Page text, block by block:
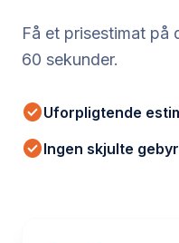
Få et prisestimat på
60 sekunder.
check_circleUforpligtende
check_circleIngen skjulte